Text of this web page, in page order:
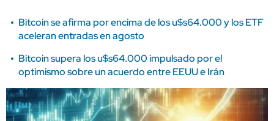
Bitcoin se afirma por encima de los u$s64.000 y los ETF
aceleran entradas en agosto
Bitcoin supera los u$s64.000 impulsado por el
optimismo sobre un acuerdo entre EEUU e Irán